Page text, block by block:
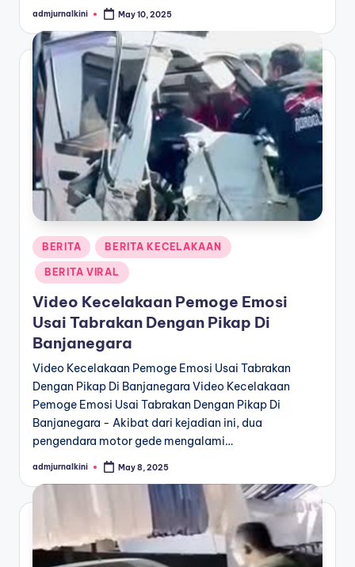
Posted
admjurnalkini May 10, 2025
Posted
in
BERITA BERITA KECELAKAAN
BERITA VIRAL
Video Kecelakaan Pemoge Emosi
Usai Tabrakan Dengan Pikap Di
Banjanegara
Video Kecelakaan Pemoge Emosi Usai Tabrakan
Dengan Pikap Di Banjanegara Video Kecelakaan
Pemoge Emosi Usai Tabrakan Dengan Pikap Di
Banjanegara - Akibat dari kejadian ini, dua
pengendara motor gede mengalami…
Posted
admjurnalkini May 8, 2025